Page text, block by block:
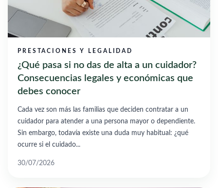
PRESTACIONES Y LEGALIDAD
¿Qué pasa si no das de alta a un cuidador?
Consecuencias legales y económicas que
debes conocer
Cada vez son más las familias que deciden contratar a un
cuidador para atender a una persona mayor o dependiente.
Sin embargo, todavía existe una duda muy habitual: ¿qué
ocurre si el cuidado...
30/07/2026